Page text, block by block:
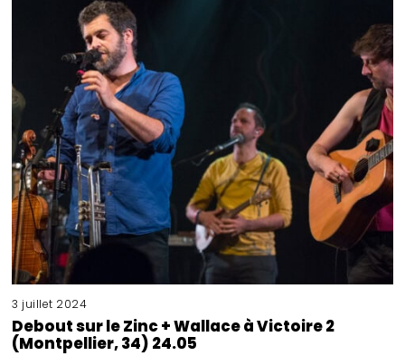
3 juillet 2024
Debout sur le Zinc + Wallace à Victoire 2
(Montpellier, 34) 24.05